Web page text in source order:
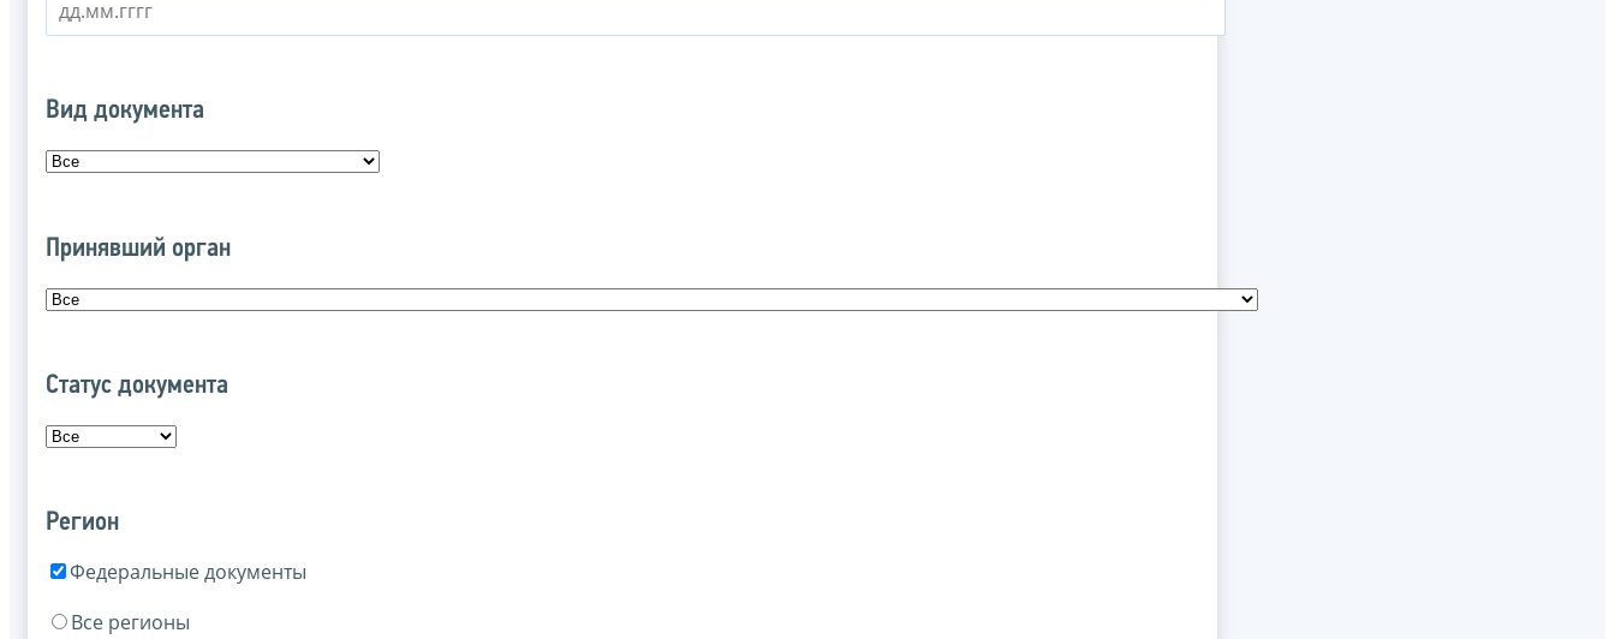
Вид документа
Принявший орган
Статус документа
Регион
Федеральные документы
Все регионы